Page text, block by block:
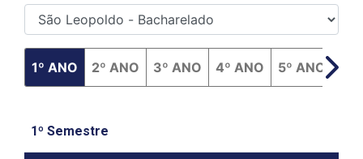
1º ANO 2º ANO 3º ANO 4º ANO 5º ANO
1º Semestre